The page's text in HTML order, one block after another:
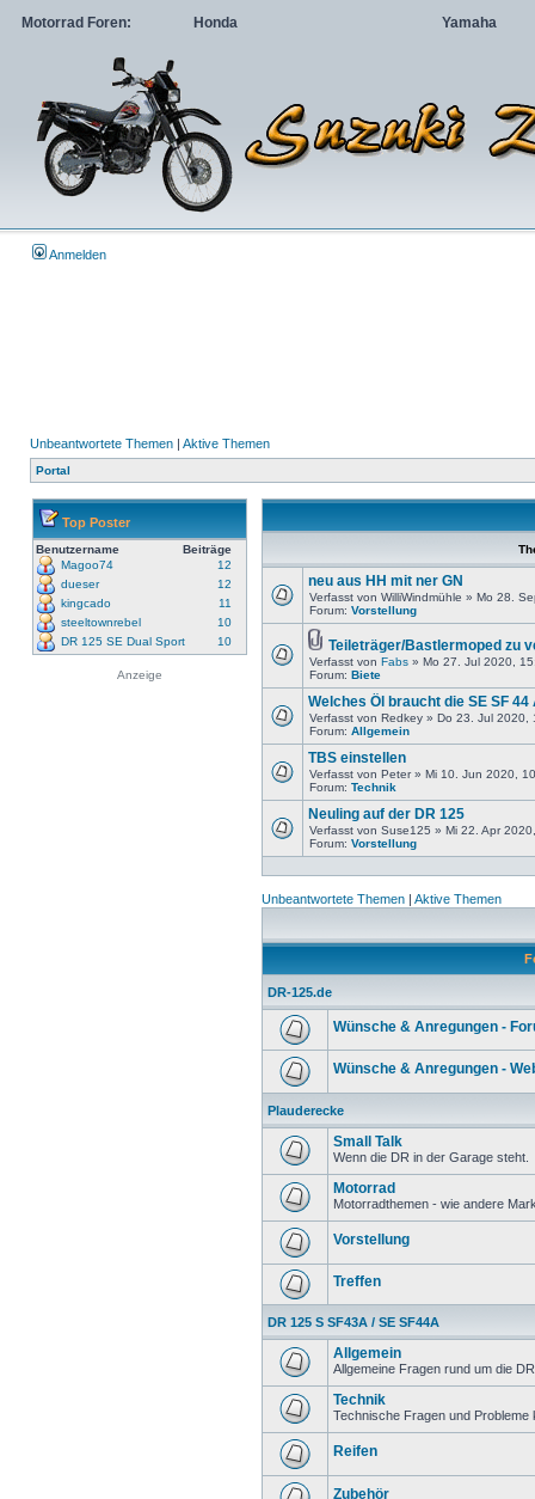
Motorrad Foren: Honda Yamaha
Anmelden
Unbeantwortete Themen | Aktive Themen
Portal
Top Poster
Benutzername
Beiträge
Magoo74
12
dueser
12
kingcado
11
steeltownrebel
10
DR 125 SE Dual Sport
10
Anzeige
neu aus HH mit ner GN
Verfasst von WilliWindmühle » Mo 28.
Forum: Vorstellung
Teileträger/Bastlermoped zu
Verfasst von Fabs » Mo 27. Jul 2020,
Forum: Biete
Welches Öl braucht die SE SF 44
Verfasst von Redkey » Do 23. Jul 2020,
Forum: Allgemein
TBS einstellen
Verfasst von Peter » Mi 10. Jun 2020,
Forum: Technik
Neuling auf der DR 125
Verfasst von Suse125 » Mi 22. Apr
Forum: Vorstellung
Unbeantwortete Themen | Aktive Themen
DR-125.de
Wünsche & Anregungen -
Wünsche & Anregungen -
Plauderecke
Small Talk
Wenn die DR in der Garage steht.
Motorrad
Motorradthemen - wie andere
Vorstellung
Treffen
DR 125 S SF43A / SE SF44A
Allgemein
Allgemeine Fragen rund um die
Technik
Technische Fragen und Probleme
Reifen
Zubehör